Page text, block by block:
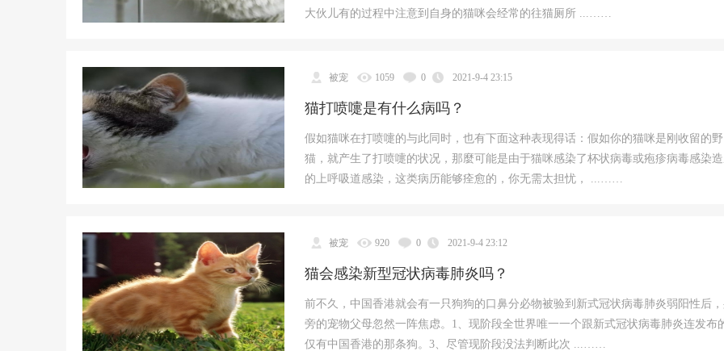
大伙儿有的过程中注意到自身的猫咪会经常的往猫厕所 ...……
被宠 1059 0 2021-9-4 23:15
猫打喷嚏是有什么病吗？
假如猫咪在打喷嚏的与此同时，也有下面这种表现得话：假如你的猫咪是刚收留的野
猫，就产生了打喷嚏的状况，那麼可能是由于猫咪感染了杯状病毒或疱疹病毒感染
的上呼吸道感染，这类病历能够痊愈的，你无需太担忧， ...……
被宠 920 0 2021-9-4 23:12
猫会感染新型冠状病毒肺炎吗？
前不久，中国香港就会有一只狗狗的口鼻分必物被验到新式冠状病毒肺炎弱阳性后
旁的宠物父母忽然一阵焦虑。1、现阶段全世界唯一一个跟新式冠状病毒肺炎连发布
仅有中国香港的那条狗。3、尽管现阶段没法判断此次 ...……